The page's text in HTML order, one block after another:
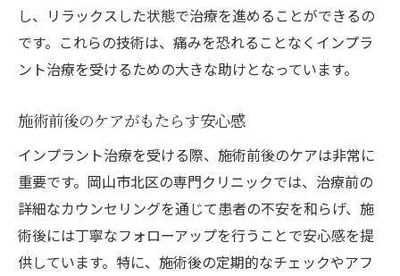
し、リラックスした状態で治療を進めることができるの
です。これらの技術は、痛みを恐れることなくインプラ
ント治療を受けるための大きな助けとなっています。
施術前後のケアがもたらす安心感
インプラント治療を受ける際、施術前後のケアは非常に
重要です。岡山市北区の専門クリニックでは、治療前の
詳細なカウンセリングを通じて患者の不安を和らげ、施
術後には丁寧なフォローアップを行うことで安心感を提
供しています。特に、施術後の定期的なチェックやアフ